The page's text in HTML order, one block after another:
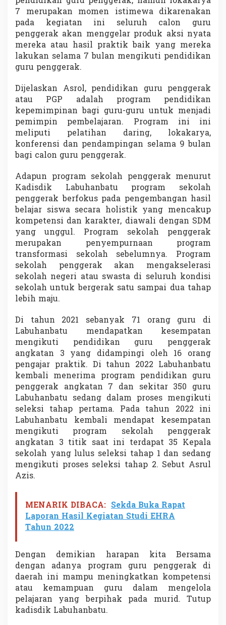
7 merupakan momen istimewa dikarenakan
pada kegiatan ini seluruh calon guru
penggerak akan menggelar produk aksi nyata
mereka atau hasil praktik baik yang mereka
lakukan selama 7 bulan mengikuti pendidikan
guru penggerak.
Dijelaskan Asrol, pendidikan guru penggerak
atau PGP adalah program pendidikan
kepemimpinan bagi guru-guru untuk menjadi
pemimpin pembelajaran. Program ini ini
meliputi pelatihan daring, lokakarya,
konferensi dan pendampingan selama 9 bulan
bagi calon guru penggerak.
Adapun program sekolah penggerak menurut
Kadisdik Labuhanbatu program sekolah
penggerak berfokus pada pengembangan hasil
belajar siswa secara holistik yang mencakup
kompetensi dan karakter, diawali dengan SDM
yang unggul. Program sekolah penggerak
merupakan penyempurnaan program
transformasi sekolah sebelumnya. Program
sekolah penggerak akan mengakselerasi
sekolah negeri atau swasta di seluruh kondisi
sekolah untuk bergerak satu sampai dua tahap
lebih maju.
Di tahun 2021 sebanyak 71 orang guru di
Labuhanbatu mendapatkan kesempatan
mengikuti pendidikan guru penggerak
angkatan 3 yang didampingi oleh 16 orang
pengajar praktik. Di tahun 2022 Labuhanbatu
kembali menerima program pendidikan guru
penggerak angkatan 7 dan sekitar 350 guru
Labuhanbatu sedang dalam proses mengikuti
seleksi tahap pertama. Pada tahun 2022 ini
Labuhanbatu kembali mendapat kesempatan
mengikuti program sekolah penggerak
angkatan 3 titik saat ini terdapat 35 Kepala
sekolah yang lulus seleksi tahap 1 dan sedang
mengikuti proses seleksi tahap 2. Sebut Asrul
Azis.
MENARIK DIBACA: Sekda Buka Rapat
Laporan Hasil Kegiatan Studi EHRA
Tahun 2022
Dengan demikian harapan kita Bersama
dengan adanya program guru penggerak di
daerah ini mampu meningkatkan kompetensi
atau kemampuan guru dalam mengelola
pelajaran yang berpihak pada murid. Tutup
kadisdik Labuhanbatu.